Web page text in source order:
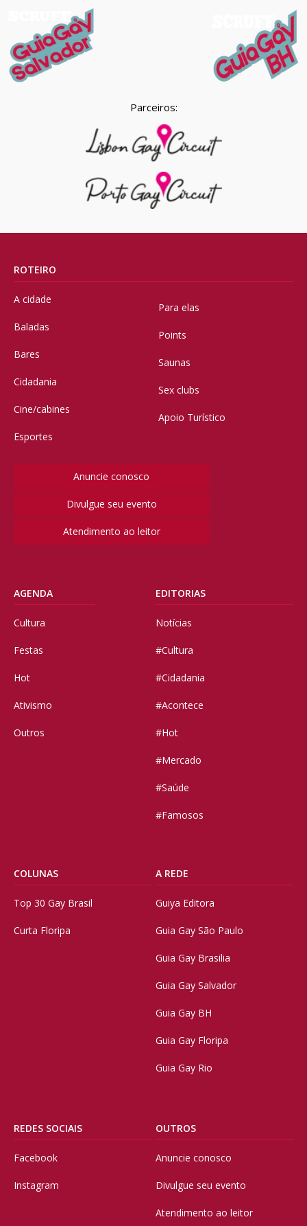
Parceiros:
ROTEIRO
A cidade
Baladas
Bares
Cidadania
Cine/cabines
Esportes
Para elas
Points
Saunas
Sex clubs
Apoio Turístico
Anuncie conosco
Divulgue seu evento
Atendimento ao leitor
AGENDA
Cultura
Festas
Hot
Ativismo
Outros
EDITORIAS
Notícias
#Cultura
#Cidadania
#Acontece
#Hot
#Mercado
#Saúde
#Famosos
COLUNAS
Top 30 Gay Brasil
Curta Floripa
A REDE
Guiya Editora
Guia Gay São Paulo
Guia Gay Brasilia
Guia Gay Salvador
Guia Gay BH
Guia Gay Floripa
Guia Gay Rio
REDES SOCIAIS
Facebook
Instagram
OUTROS
Anuncie conosco
Divulgue seu evento
Atendimento ao leitor